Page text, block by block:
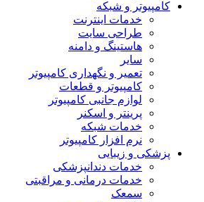
کامپیوتر و شبکه
خدمات اینترنت
طراحی سایت
هاستینگ و دامنه
سایر
تعمیر و نگهداری کامپیوتر
کامپیوتر و قطعات
لوازم جانبی کامپیوتر
پرینتر و اسکنر
خدمات شبکه
نرم افزار کامپیوتر
پزشکی و زیبایی
خدمات دندانپزشکی
خدمات درمانی و مراقبتی
سمعک